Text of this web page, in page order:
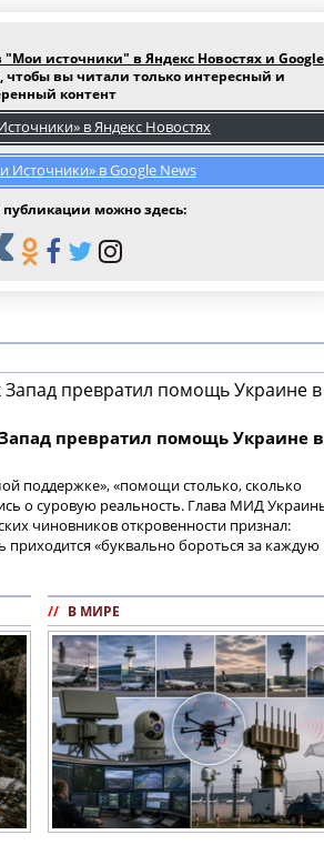
"Мои источники" в Яндекс Новостях и Google
чтобы вы читали только интересный и
контент
в Яндекс Новостях
Источники» в Google News
можно здесь:
превратил помощь Украине в
поддержке», «помощи столько, сколько
о суровую реальность. Глава МИД
чиновников откровенности признал:
«буквально бороться за каждую
// В МИРЕ